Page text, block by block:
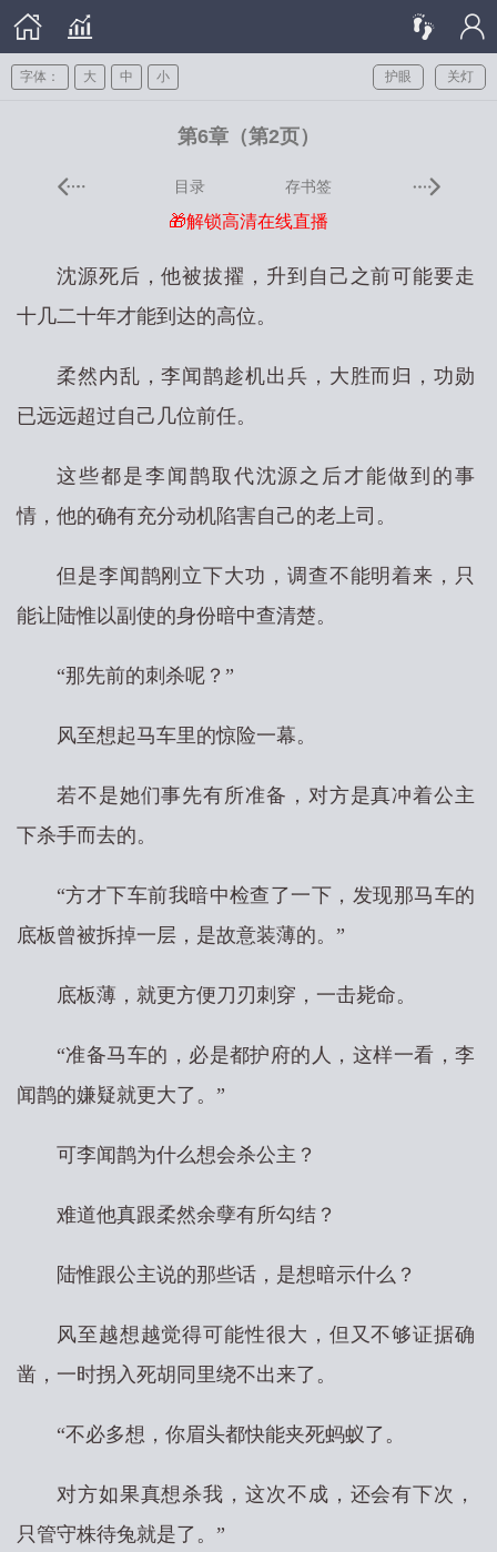
关灯
护眼
字体： 大 中 小
第6章（第2页）
目录 存书签
🎁解锁高清在线直播
沈源死后，他被拔擢，升到自己之前可能要走
十几二十年才能到达的高位。
柔然内乱，李闻鹊趁机出兵，大胜而归，功勋
已远远超过自己几位前任。
这些都是李闻鹊取代沈源之后才能做到的事
情，他的确有充分动机陷害自己的老上司。
但是李闻鹊刚立下大功，调查不能明着来，只
能让陆惟以副使的身份暗中查清楚。
“那先前的刺杀呢？”
风至想起马车里的惊险一幕。
若不是她们事先有所准备，对方是真冲着公主
下杀手而去的。
“方才下车前我暗中检查了一下，发现那马车的
底板曾被拆掉一层，是故意装薄的。”
底板薄，就更方便刀刃刺穿，一击毙命。
“准备马车的，必是都护府的人，这样一看，李
闻鹊的嫌疑就更大了。”
可李闻鹊为什么想会杀公主？
难道他真跟柔然余孽有所勾结？
陆惟跟公主说的那些话，是想暗示什么？
风至越想越觉得可能性很大，但又不够证据确
凿，一时拐入死胡同里绕不出来了。
“不必多想，你眉头都快能夹死蚂蚁了。
对方如果真想杀我，这次不成，还会有下次，
只管守株待兔就是了。”